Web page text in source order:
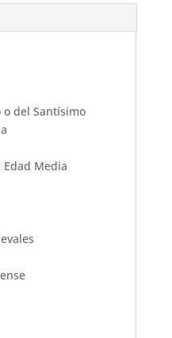
o del Santísimo
Media